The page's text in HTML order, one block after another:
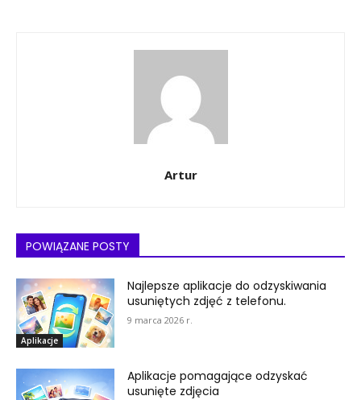
Artur
POWIĄZANE POSTY
Aplikacje
Najlepsze aplikacje do odzyskiwania
usuniętych zdjęć z telefonu.
9 marca 2026 r.
Aplikacje pomagające odzyskać
usunięte zdjęcia